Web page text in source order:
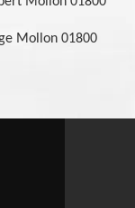
Mollon 01800